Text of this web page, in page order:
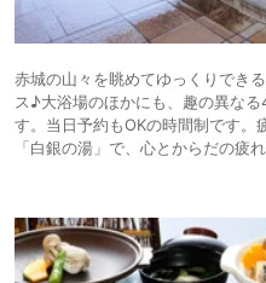
赤城の山々を眺めてゆっくりでき
ス♪大浴場のほかにも、趣の異な
す。当日予約もOKの時間制です。
「白銀の湯」で、心とからだの疲